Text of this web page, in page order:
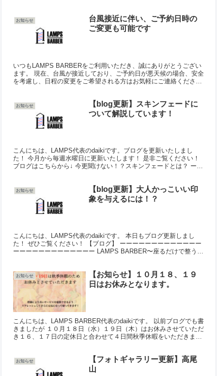
お知らせ
台風接近に伴い、ご予約日時の
ご変更も可能です
いつもLAMPS BARBERをご利用いただき、誠にありがとうござい
ます。 現在、台風が接近しており、ご予約日が悪天候の場合、安全
を考慮し、日程の変更をご希望される方はお気軽にご連絡くださ
お知らせ
【blog更新】スキンフェードに
ついて解説しています！
こんにちは、LAMPS代表のdaikiです。ブログを更新いたしまし
た！ 今月から毎週水曜日に更新いたします！ 是非ご覧ください！
ブログはこちらから↓ 今更聞けない！？スキンフェードとは？ ーー
お知らせ
【blog更新】大人かっこいい印
象を与えるには！？
こんにちは、LAMPS代表のdaikiです。 本日もブログ更新しまし
た！ ぜひご覧ください！ 【ブログ】 ーーーーーーーーーーーーー
ーーーーーーーーーーーーー LAMPS BARBER〜座るだけで整う理
お知らせ
【お知らせ】１０月１８、１９
日はお休みとなります。
こんにちは、LAMPS BARBER代表のdaikiです。 以前ブログでも書
きましたが １０月１８日（水）１９日（木）はお休みさせていただ
き１６、１７日の定休日と合わせて４日間秋季休暇をいただきま
お知らせ
【フォトギャラリー更新】高尾
山